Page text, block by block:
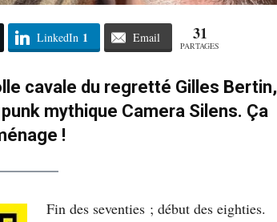
LinkedIn 1 Email 31
PARTAGES
cavale du regretté Gilles Bertin,
mythique Camera Silens. Ça
!
Fin des seventies ; début des eighties.